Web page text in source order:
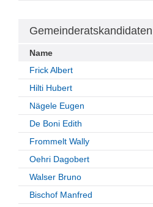
Gemeinderatskandidaten
Name
Frick Albert
Hilti Hubert
Nägele Eugen
De Boni Edith
Frommelt Wally
Oehri Dagobert
Walser Bruno
Bischof Manfred